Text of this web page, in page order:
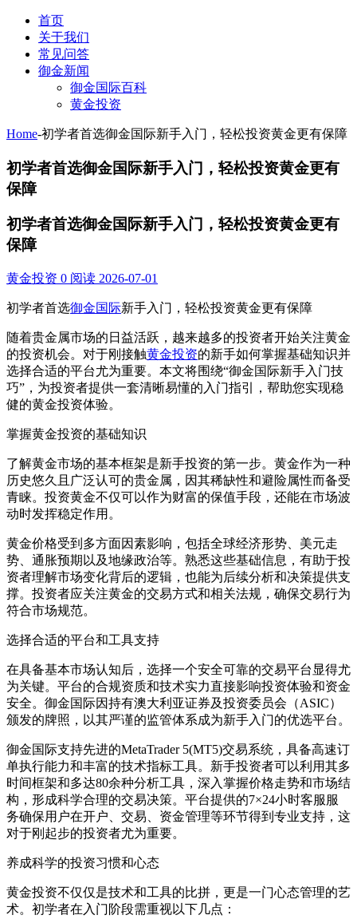
首页
关于我们
常见问答
御金新闻
御金国际百科
黄金投资
Home-初学者首选御金国际新手入门，轻松投资黄金更有保障
初学者首选御金国际新手入门，轻松投资黄金更有
保障
初学者首选御金国际新手入门，轻松投资黄金更有
保障
黄金投资 0 阅读 2026-07-01
初学者首选御金国际新手入门，轻松投资黄金更有保障
随着贵金属市场的日益活跃，越来越多的投资者开始关注黄金
的投资机会。对于刚接触黄金投资的新手如何掌握基础知识并
选择合适的平台尤为重要。本文将围绕“御金国际新手入门技
巧”，为投资者提供一套清晰易懂的入门指引，帮助您实现稳
健的黄金投资体验。
掌握黄金投资的基础知识
了解黄金市场的基本框架是新手投资的第一步。黄金作为一种
历史悠久且广泛认可的贵金属，因其稀缺性和避险属性而备受
青睐。投资黄金不仅可以作为财富的保值手段，还能在市场波
动时发挥稳定作用。
黄金价格受到多方面因素影响，包括全球经济形势、美元走
势、通胀预期以及地缘政治等。熟悉这些基础信息，有助于投
资者理解市场变化背后的逻辑，也能为后续分析和决策提供支
撑。投资者应关注黄金的交易方式和相关法规，确保交易行为
符合市场规范。
选择合适的平台和工具支持
在具备基本市场认知后，选择一个安全可靠的交易平台显得尤
为关键。平台的合规资质和技术实力直接影响投资体验和资金
安全。御金国际因持有澳大利亚证券及投资委员会（ASIC）
颁发的牌照，以其严谨的监管体系成为新手入门的优选平台。
御金国际支持先进的MetaTrader 5(MT5)交易系统，具备高速订
单执行能力和丰富的技术指标工具。新手投资者可以利用其多
时间框架和多达80余种分析工具，深入掌握价格走势和市场结
构，形成科学合理的交易决策。平台提供的7×24小时客服服
务确保用户在开户、交易、资金管理等环节得到专业支持，这
对于刚起步的投资者尤为重要。
养成科学的投资习惯和心态
黄金投资不仅仅是技术和工具的比拼，更是一门心态管理的艺
术。初学者在入门阶段需重视以下几点：